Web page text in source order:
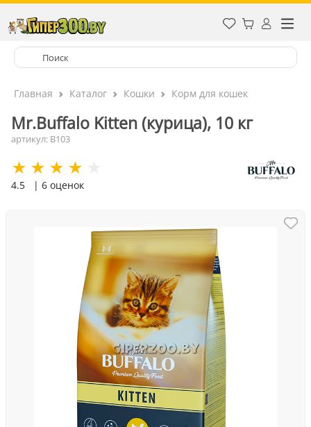
Главная Каталог Кошки Корм для кошек
Mr.Buffalo Kitten (курица), 10 кг
артикул: B103
4.5 | 6 оценок